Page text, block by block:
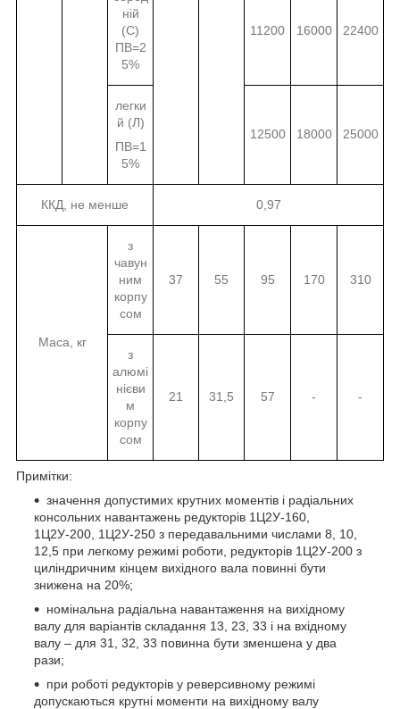
ній
(С)
ПВ=2
5%
11200 16000 22400
легки
й (Л)
ПВ=1
5%
12500 18000 25000
ККД, не менше 0,97
Маса, кг
з
чавун
ним
корпу
сом
37 55 95 170 310
з
алюмі
нієви
м
корпу
сом
21 31,5 57 - -
Примітки:
значення допустимих крутних моментів і радіальних
консольних навантажень редукторів 1Ц2У-160,
1Ц2У-200, 1Ц2У-250 з передавальними числами 8, 10,
12,5 при легкому режимі роботи, редукторів 1Ц2У-200 з
циліндричним кінцем вихідного вала повинні бути
знижена на 20%;
номінальна радіальна навантаження на вихідному
валу для варіантів складання 13, 23, 33 і на вхідному
валу – для 31, 32, 33 повинна бути зменшена у два
рази;
при роботі редукторів у реверсивному режимі
допускаються крутні моменти на вихідному валу